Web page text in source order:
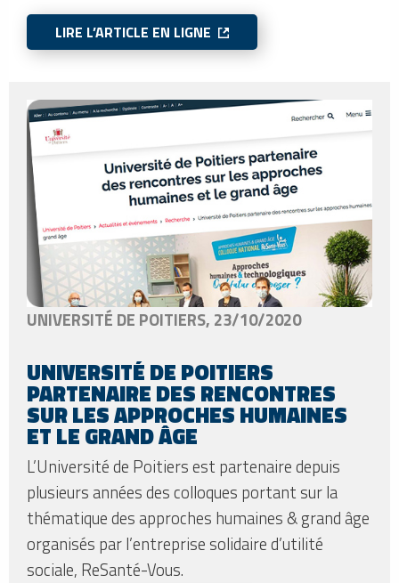
LIRE L’ARTICLE EN LIGNE
UNIVERSITÉ DE POITIERS, 23/10/2020
UNIVERSITÉ DE POITIERS
PARTENAIRE DES RENCONTRES
SUR LES APPROCHES HUMAINES
ET LE GRAND ÂGE
L’Université de Poitiers est partenaire depuis
plusieurs années des colloques portant sur la
thématique des approches humaines & grand âge
organisés par l’entreprise solidaire d’utilité
sociale, ReSanté-Vous.